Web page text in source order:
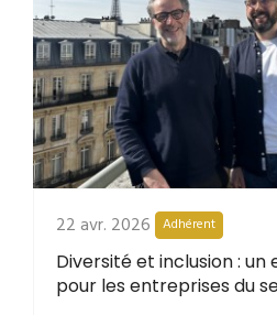
22 avr. 2026 Adhérent
Diversité et inclusion :
pour les entreprises du